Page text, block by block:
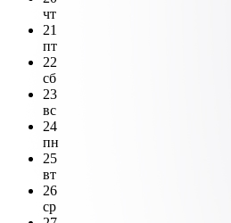
чт
21
пт
22
сб
23
вс
24
пн
25
вт
26
ср